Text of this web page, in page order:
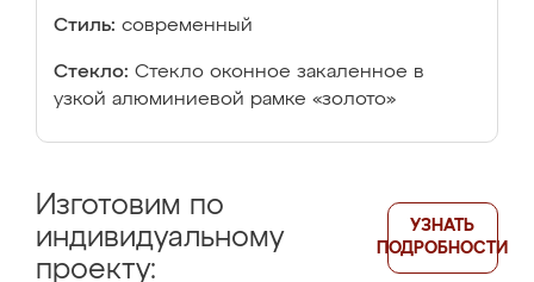
Стиль: современный
Стекло: Стекло оконное закаленное в
узкой алюминиевой рамке «золото»
Изготовим по
индивидуальному
проекту:
УЗНАТЬ
ПОДРОБНОСТИ